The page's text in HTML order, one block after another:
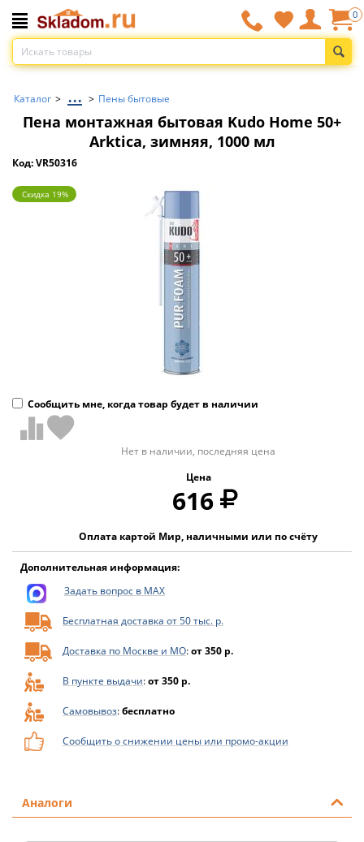
0
Каталог > ... > Пены бытовые
Пена монтажная бытовая Kudo Home 50+
Arktica, зимняя, 1000 мл
Код: VR50316
Скидка 19%
Сообщить мне, когда товар будет в наличии
Нет в наличии, последняя цена
Цена
616
Оплата картой Мир, наличными или по счёту
Дополнительная информация:
Задать вопрос в MAX
Бесплатная доставка от 50 тыс. р.
Доставка по Москве и МО:от 350 р.
В пункте выдачи:от 350 р.
Самовывоз:бесплатно
Сообщить о снижении цены или промо-акции
Аналоги